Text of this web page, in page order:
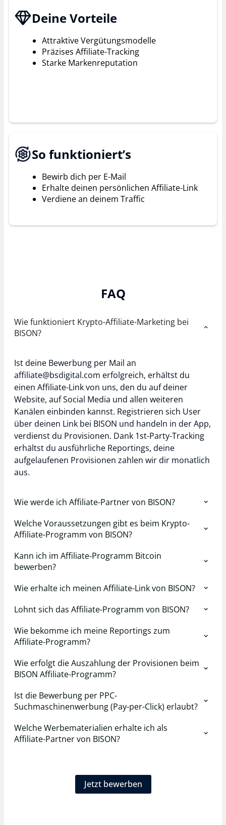
Deine Vorteile
Attraktive Vergütungsmodelle
Präzises Affiliate-Tracking
Starke Markenreputation
So funktioniert’s
Bewirb dich per E-Mail
Erhalte deinen persönlichen Affiliate-Link
Verdiene an deinem Traffic
FAQ
Wie funktioniert Krypto-Affiliate-Marketing bei
BISON?
Ist deine Bewerbung per Mail an
affiliate@bsdigital.com erfolgreich, erhältst du
einen Affiliate-Link von uns, den du auf deiner
Website, auf Social Media und allen weiteren
Kanälen einbinden kannst. Registrieren sich User
über deinen Link bei BISON und handeln in der App,
verdienst du Provisionen. Dank 1st-Party-Tracking
erhältst du ausführliche Reportings, deine
aufgelaufenen Provisionen zahlen wir dir monatlich
aus.
Wie werde ich Affiliate-Partner von BISON?
Welche Voraussetzungen gibt es beim Krypto-
Affiliate-Programm von BISON?
Kann ich im Affiliate-Programm Bitcoin
bewerben?
Wie erhalte ich meinen Affiliate-Link von BISON?
Lohnt sich das Affiliate-Programm von BISON?
Wie bekomme ich meine Reportings zum
Affiliate-Programm?
Wie erfolgt die Auszahlung der Provisionen beim
BISON Affiliate-Programm?
Ist die Bewerbung per PPC-
Suchmaschinenwerbung (Pay-per-Click) erlaubt?
Welche Werbematerialien erhalte ich als
Affiliate-Partner von BISON?
Jetzt bewerben